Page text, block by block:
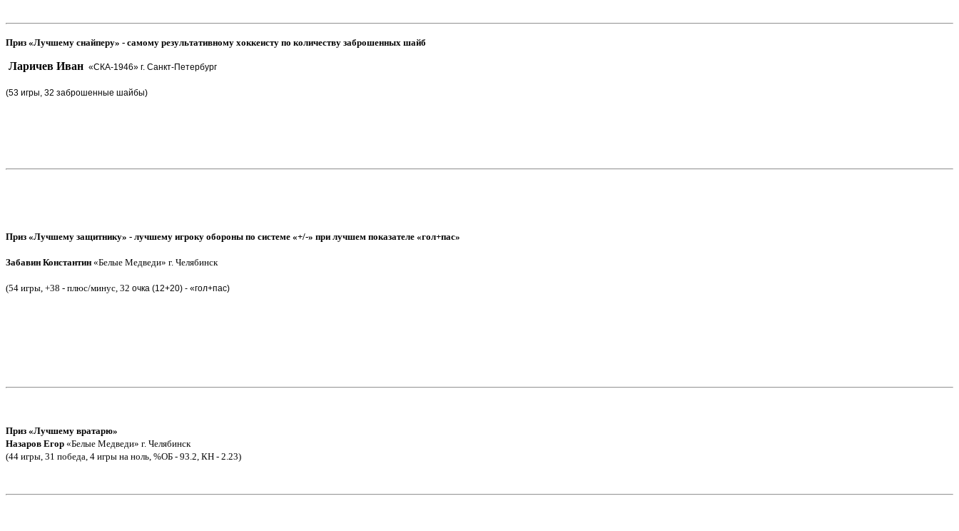
Приз «Лучшему снайперу» - самому результативному хоккеисту по количеству заброшенных шайб
Ларичев Иван «СКА-1946» г. Санкт-Петербург
(53 игры, 32 заброшенные шайбы)
Приз «Лучшему защитнику» - лучшему игроку обороны по системе «+/-» при лучшем показателе «гол+пас»
Забавин Константин «Белые Медведи» г. Челябинск
(54 игры, +38 - плюс/минус, 32 очка (12+20) - «гол+пас)
Приз «Лучшему вратарю»
Назаров Егор «Белые Медведи» г. Челябинск
(44 игры, 31 победа, 4 игры на ноль, %ОБ - 93.2, КН - 2.23)